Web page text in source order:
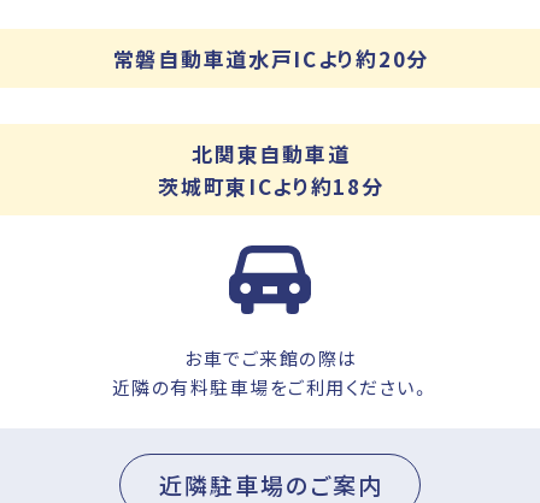
常磐自動車道水戸ICより約20分
北関東自動車道
茨城町東ICより約18分
お車でご来館の際は
近隣の有料駐車場をご利用ください。
近隣駐車場のご案内